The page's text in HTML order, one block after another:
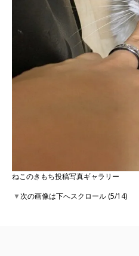
ねこのきもち投稿写真ギャラリー
▼次の画像は下へスクロール (5/14)